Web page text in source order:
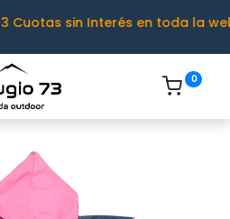
3 Cuotas sin Interés en toda la
0